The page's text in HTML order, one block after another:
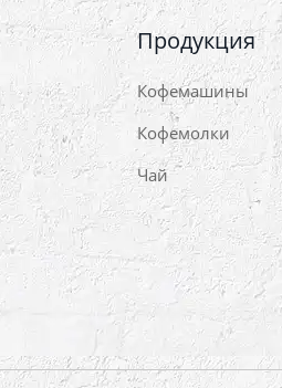
Продукция
Кофемашины
Кофемолки
Чай